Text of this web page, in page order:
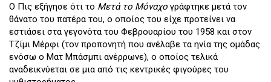
Ο Πις εξήγησε ότι το Μετά το Μόναχο γράφτηκε μετά τον
θάνατο του πατέρα του, ο οποίος του είχε προτείνει να
εστιάσει στα γεγονότα του Φεβρουαρίου του 1958 και στον
Τζίμι Μέρφι (τον προπονητή που ανέλαβε τα ηνία της ομάδας
ενόσω ο Ματ Μπάσμπι ανέρρωνε), ο οποίος τελικά
αναδεικνύεται σε μια από τις κεντρικές φιγούρες του